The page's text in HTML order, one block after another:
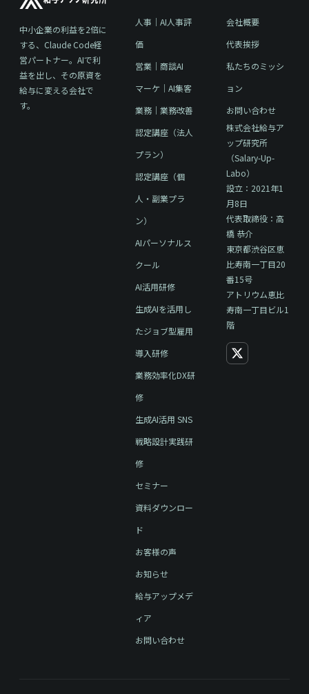
中小企業の利益を2倍に
する、Claude Code経
営パートナー。AIで利
益を出し、その原資を
給与に変える会社で
す。
人事｜AI人事評
価
営業｜商談AI
マーケ｜AI集客
業務｜業務改善
認定講座（法人
プラン）
認定講座（個
人・副業プラ
ン）
AIパーソナルス
クール
AI活用研修
生成AIを活用し
たジョブ型雇用
導入研修
業務効率化DX研
修
生成AI活用 SNS
戦略設計実践研
修
セミナー
資料ダウンロー
ド
お客様の声
お知らせ
給与アップメデ
ィア
お問い合わせ
会社概要
代表挨拶
私たちのミッシ
ョン
お問い合わせ
株式会社給与ア
ップ研究所
（Salary-Up-
Labo）
設立：2021年1
月8日
代表取締役：高
橋 恭介
東京都渋谷区恵
比寿南一丁目20
番15号
アトリウム恵比
寿南一丁目ビル1
階